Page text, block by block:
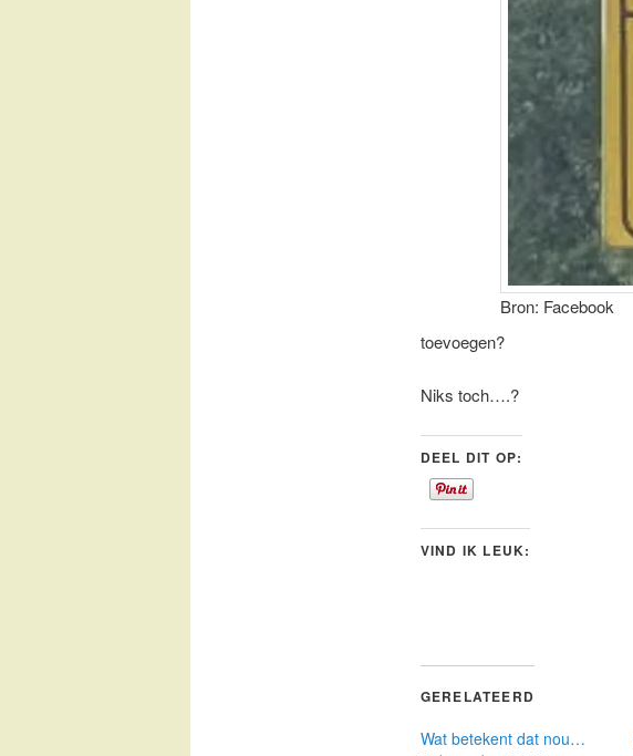
Bron: Facebook
toevoegen?
Niks toch….?
DEEL DIT OP:
VIND IK LEUK:
GERELATEERD
Wat betekent dat nou…